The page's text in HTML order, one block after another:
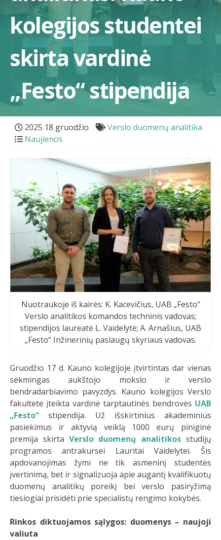
kolegijos studentei
skirta vardinė
„Festo“ stipendija
2025 18 gruodžio
Verslo duomenų analitika
Naujienos
Nuotraukoje iš kairės: K. Kacevičius, UAB „Festo“
Verslo analitikos komandos techninis vadovas;
stipendijos laureatė L. Vaidelytė; A. Arnašius, UAB
„Festo“ Inžinerinių paslaugų skyriaus vadovas.
Gruodžio 17 d. Kauno kolegijoje įtvirtintas dar vienas
sėkmingas aukštojo mokslo ir verslo
bendradarbiavimo pavyzdys. Kauno kolegijos Verslo
fakultete įteikta vardinė tarptautinės bendrovės UAB
„Festo“ stipendija. Už išskirtinius akademinius
pasiekimus ir aktyvią veiklą 1000 eurų piniginė
premija skirta Verslo duomenų analitikos studijų
programos antrakursei Lauritai Vaidelytei. Šis
apdovanojimas žymi ne tik asmeninį studentės
įvertinimą, bet ir signalizuoja apie augantį kvalifikuotų
duomenų analitikų poreikį bei verslo pasiryžimą
tiesiogiai prisidėti prie specialistų rengimo kokybės.
Rinkos diktuojamos sąlygos: duomenys – naujoji
valiuta